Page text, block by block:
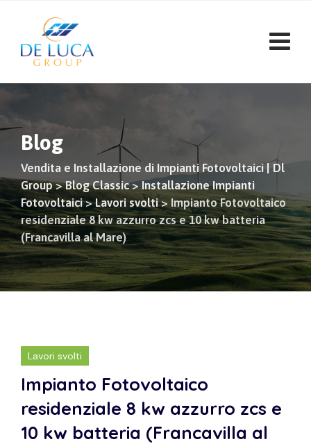
contenuto
Blog
Vendita e Installazione di Impianti Fotovoltaici | Dl
Group>Blog Classic>Installazione Impianti
Fotovoltaici>Lavori svolti> Impianto Fotovoltaico
residenziale 8 kw azzurro zcs e 10 kw batteria
(Francavilla al Mare)
Lavori svolti
Impianto Fotovoltaico
residenziale 8 kw azzurro zcs e
10 kw batteria (Francavilla al